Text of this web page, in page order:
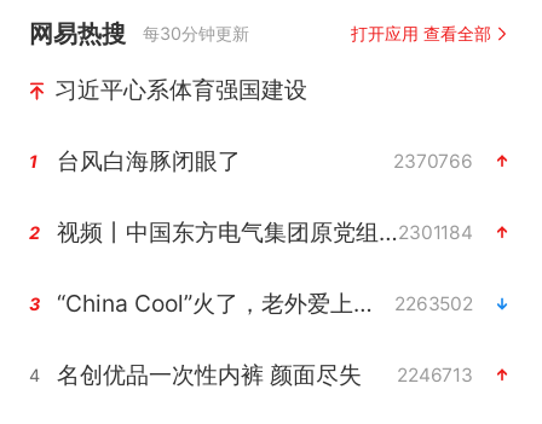
网易热搜 每30分钟更新 打开应用 查看全部
习近平心系体育强国建设
1 台风白海豚闭眼了 2370766
2 视频丨中国东方电气集团原党组副书记、董事宋致远被查2301184
3 “China Cool”火了，老外爱上中国避暑游 2263502
4 名创优品一次性内裤 颜面尽失 2246713